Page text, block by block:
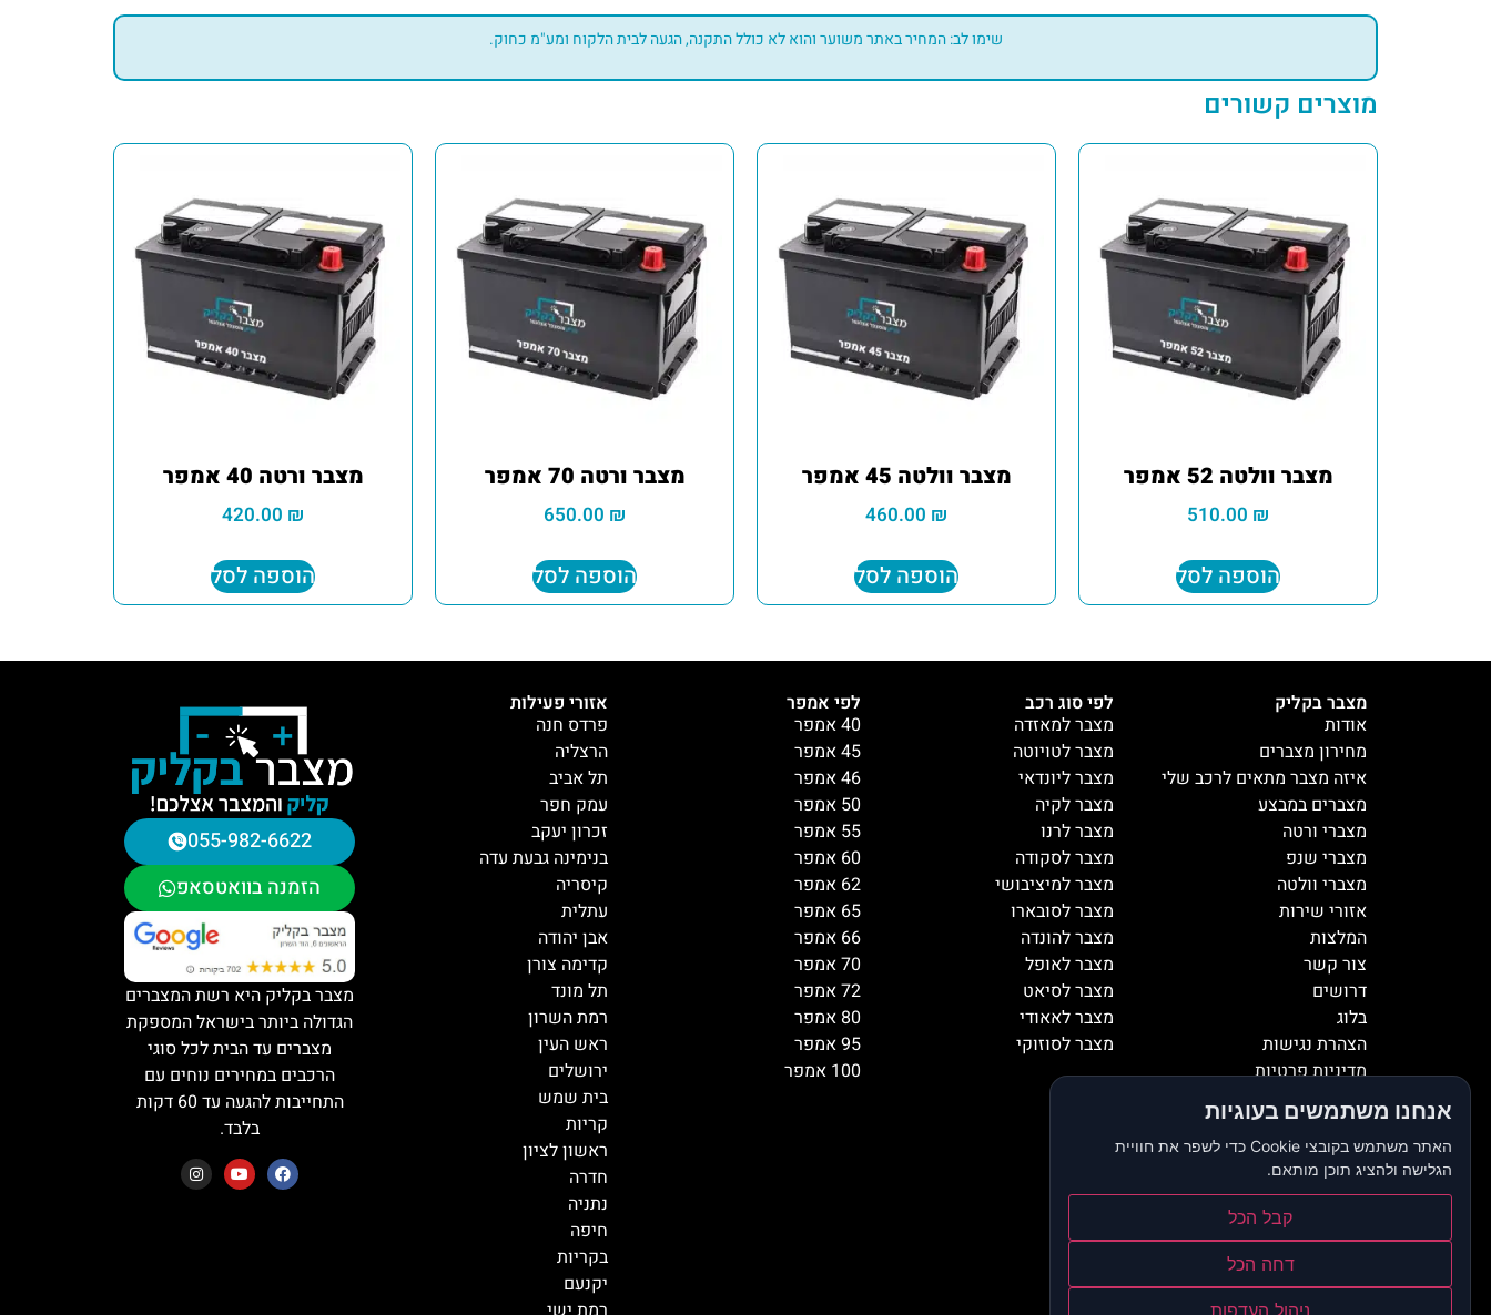
שימו לב: המחיר באתר משוער והוא לא כולל התקנה, הגעה לבית הלקוח ומע"מ כחוק.
מוצרים קשורים
מצבר וולטה 52 אמפר
510.00 ₪
הוספה לסל
מצבר וולטה 45 אמפר
460.00 ₪
הוספה לסל
מצבר ורטה 70 אמפר
650.00 ₪
הוספה לסל
מצבר ורטה 40 אמפר
420.00 ₪
הוספה לסל
מצבר בקליק
אודות
מחירון מצברים
איזה מצבר מתאים לרכב שלי
מצברים במבצע
מצברי ורטה
מצברי שנפ
מצברי וולטה
אזורי שירות
המלצות
צור קשר
דרושים
בלוג
הצהרת נגישות
מדיניות פרטיות
לפי סוג רכב
מצבר למאזדה
מצבר לטויוטה
מצבר ליונדאי
מצבר לקיה
מצבר לרנו
מצבר לסקודה
מצבר למיציבושי
מצבר לסובארו
מצבר להונדה
מצבר לאופל
מצבר לסיאט
מצבר לאאודי
מצבר לסוזוקי
לפי אמפר
40 אמפר
45 אמפר
46 אמפר
50 אמפר
55 אמפר
60 אמפר
62 אמפר
65 אמפר
66 אמפר
70 אמפר
72 אמפר
80 אמפר
95 אמפר
100 אמפר
אזורי פעילות
פרדס חנה
הרצליה
תל אביב
עמק חפר
זכרון יעקב
בנימינה גבעת עדה
קיסריה
עתלית
אבן יהודה
קדימה צורן
תל מונד
רמת השרון
ראש העין
ירושלים
בית שמש
קריות
ראשון לציון
חדרה
נתניה
חיפה
בקריות
יקנעם
055-982-6622
הזמנה בוואטסאפ
מצבר בקליק היא רשת המצברים
הגדולה ביותר בישראל המספקת
מצברים עד הבית לכל סוגי
הרכבים במחירים נוחים עם
התחייבות להגעה עד 60 דקות
בלבד.
אנחנו משתמשים בעוגיות
האתר משתמש בקובצי Cookie כדי לשפר את חוויית
הגלישה ולהציג תוכן מותאם.
קבל הכל
דחה הכל
ניהול העדפות